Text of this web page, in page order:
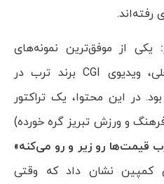
رفته‌اند.
یکی از موفق‌ترین نمونه‌های
استفاده از هویت محلی، ویدیوی CGI برند ترب در
در این محتوا، یک تراکتور
و ورزش تبریز گره خورده)
قیمت‌ها رو زیر و رو می‌کنه»
کمپین نشان داد که وقتی